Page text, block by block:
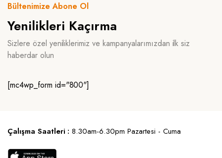
Bültenimize Abone Ol
Yenilikleri Kaçırma
Sizlere özel yeniliklerimiz ve kampanyalarımızdan ilk siz
haberdar olun
[mc4wp_form id="800"]
Çalışma Saatleri : 8.30am-6.30pm Pazartesi - Cuma